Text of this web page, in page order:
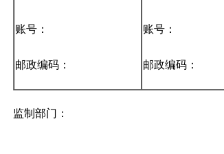
账号：
邮政编码：
账号：
邮政编码：
监制部门： 印制